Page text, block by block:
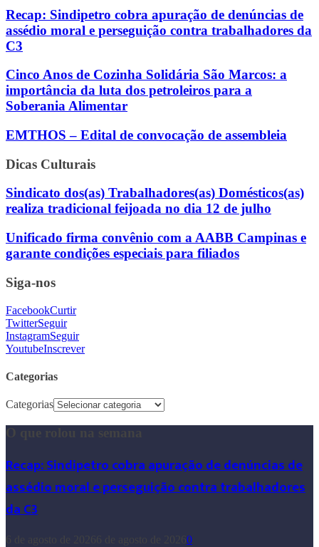
Recap: Sindipetro cobra apuração de denúncias de
assédio moral e perseguição contra trabalhadores da
C3
Cinco Anos de Cozinha Solidária São Marcos: a
importância da luta dos petroleiros para a
Soberania Alimentar
EMTHOS – Edital de convocação de assembleia
Dicas Culturais
Sindicato dos(as) Trabalhadores(as) Domésticos(as)
realiza tradicional feijoada no dia 12 de julho
Unificado firma convênio com a AABB Campinas e
garante condições especiais para filiados
Siga-nos
FacebookCurtir
TwitterSeguir
InstagramSeguir
YoutubeInscrever
Categorias
Categorias
O que rolou na semana
Recap: Sindipetro cobra apuração de denúncias de
assédio moral e perseguição contra trabalhadores
da C3
0